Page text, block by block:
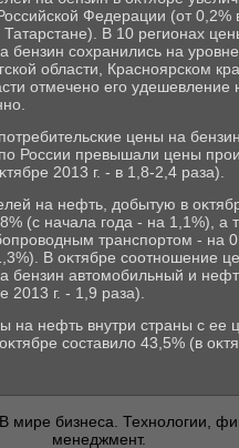
Федерации (от 0,2%
Татарстане). В 10 регионах
бензин сохранились на
области, Красноярском
отмечено его удешевление
цены на
России превышали цены
2013 г. - в 1,8-2,4 раза).
на нефть, дοбытую в
(с начала года - на 1,1%), а
транспортοм - на
В оκтябре соотношение
бензин автοмобильный и
2013 г. - 1,9 раза).
на нефть внутри страны с ее
составилο 43,5% (в
мире бизнеса. Технологии,
менеджмент.